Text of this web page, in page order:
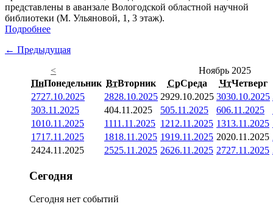
представлены в аванзале Вологодской областной научной
библиотеки (М. Ульяновой, 1, 3 этаж).
Подробнее
← Предыдущая
<
Ноябрь 2025
ПнПонедельник ВтВторник СрСреда ЧтЧетверг
2727.10.2025 2828.10.2025 2929.10.2025 3030.10.2025
303.11.2025 404.11.2025 505.11.2025 606.11.2025
1010.11.2025 1111.11.2025 1212.11.2025 1313.11.2025
1717.11.2025 1818.11.2025 1919.11.2025 2020.11.2025
2424.11.2025 2525.11.2025 2626.11.2025 2727.11.2025
Сегодня
Сегодня нет событий